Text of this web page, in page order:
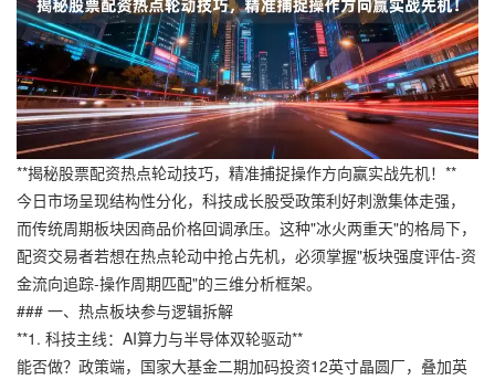
**揭秘股票配资热点轮动技巧，精准捕捉操作方向赢实战先机！**
今日市场呈现结构性分化，科技成长股受政策利好刺激集体走强，
而传统周期板块因商品价格回调承压。这种"冰火两重天"的格局下，
配资交易者若想在热点轮动中抢占先机，必须掌握"板块强度评估-资
金流向追踪-操作周期匹配"的三维分析框架。
### 一、热点板块参与逻辑拆解
**1. 科技主线：AI算力与半导体双轮驱动**
能否做？政策端，国家大基金二期加码投资12英寸晶圆厂，叠加英